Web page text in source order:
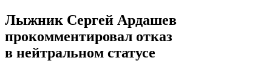
Лыжник Сергей Ардашев
прокомментировал отказ
в нейтральном статусе